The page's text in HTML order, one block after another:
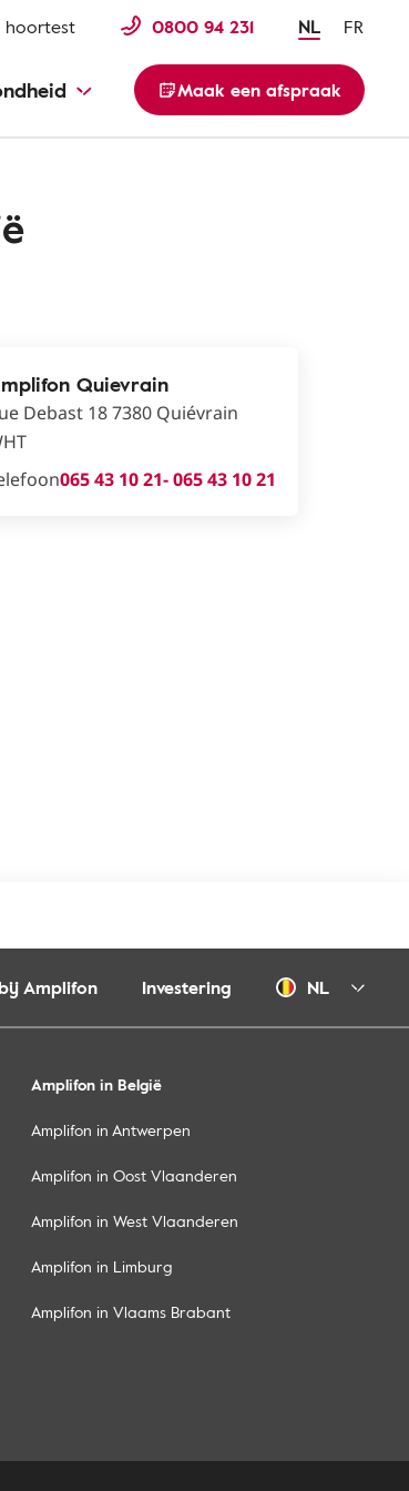
hoortest 0800 94 231 NL FR
Maak een afspraak
Quievrain
Debast 18 7380 Quiévrain
065 43 10 21- 065 43 10 21
Amplifon Investering NL
Amplifon in België
Amplifon in Antwerpen
Amplifon in Oost Vlaanderen
Amplifon in West Vlaanderen
Amplifon in Limburg
Amplifon in Vlaams Brabant